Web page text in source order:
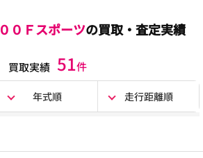
０Ｆスポーツの買取・査定実績
買取実績 51件
年式順 走行距離順